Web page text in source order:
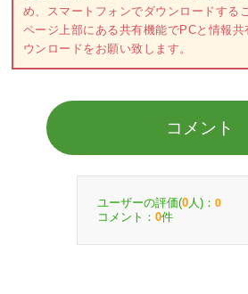
め、スマートフォンでダウンロードする
ページ上部にある共有機能でPCと情報
ウンロードをお願い致します。
コメント
ユーザーの評価(0 人)： 0
コメント： 0件